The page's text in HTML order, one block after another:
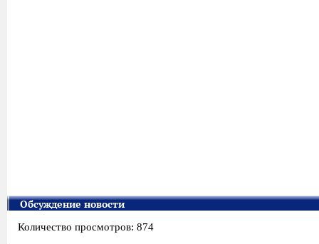
Обсуждение новости
Количество просмотров: 874